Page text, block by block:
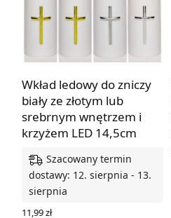
Wkład ledowy do zniczy
biały ze złotym lub
srebrnym wnętrzem i
krzyżem LED 14,5cm
Szacowany termin
dostawy: 12. sierpnia - 13.
sierpnia
11,99zł